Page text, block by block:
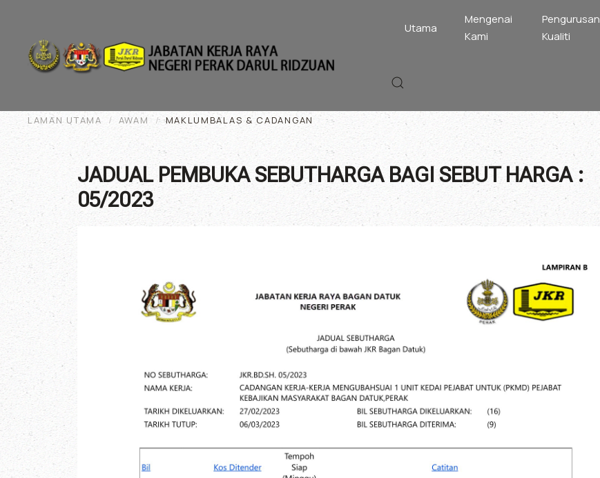
Utama
Mengenai
Kami
Pengurusan
Kualiti
LAMAN UTAMA AWAM MAKLUMBALAS & CADANGAN
JADUAL PEMBUKA SEBUTHARGA BAGI SEBUT HARGA :
05/2023